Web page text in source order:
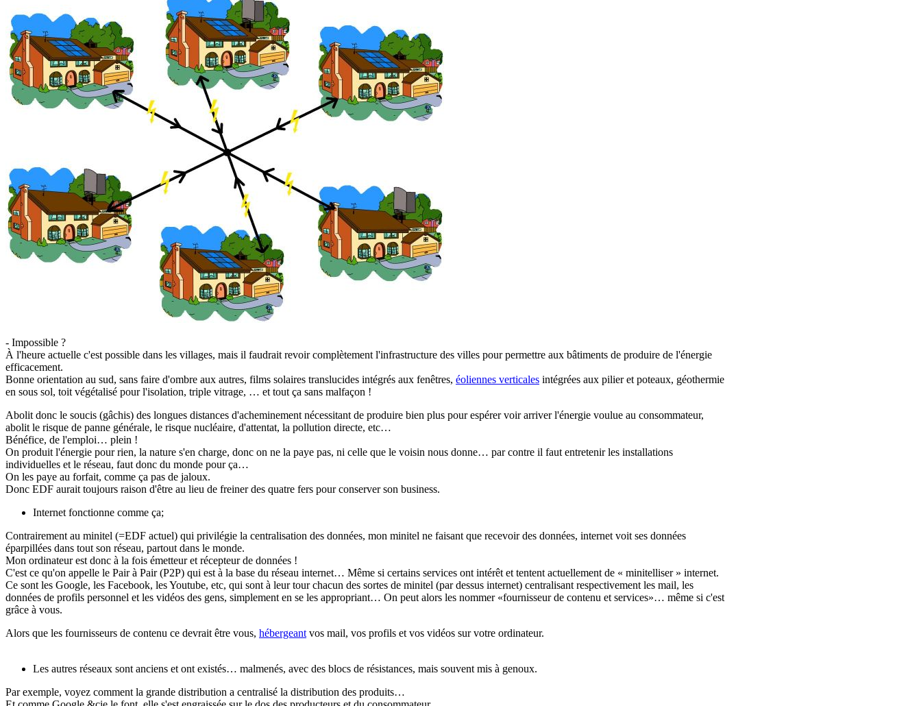
- Impossible ?
À l'heure actuelle c'est possible dans les villages, mais il faudrait revoir complètement l'infrastructure des villes pour permettre aux bâtiments de produire de l'énergie
efficacement.
Bonne orientation au sud, sans faire d'ombre aux autres, films solaires translucides intégrés aux fenêtres, éoliennes verticales intégrées aux pilier et poteaux, géothermie
en sous sol, toit végétalisé pour l'isolation, triple vitrage, … et tout ça sans malfaçon !
Abolit donc le soucis (gâchis) des longues distances d'acheminement nécessitant de produire bien plus pour espérer voir arriver l'énergie voulue au consommateur,
abolit le risque de panne générale, le risque nucléaire, d'attentat, la pollution directe, etc…
Bénéfice, de l'emploi… plein !
On produit l'énergie pour rien, la nature s'en charge, donc on ne la paye pas, ni celle que le voisin nous donne… par contre il faut entretenir les installations
individuelles et le réseau, faut donc du monde pour ça…
On les paye au forfait, comme ça pas de jaloux.
Donc EDF aurait toujours raison d'être au lieu de freiner des quatre fers pour conserver son business.
Internet fonctionne comme ça;
Contrairement au minitel (=EDF actuel) qui privilégie la centralisation des données, mon minitel ne faisant que recevoir des données, internet voit ses données
éparpillées dans tout son réseau, partout dans le monde.
Mon ordinateur est donc à la fois émetteur et récepteur de données !
C'est ce qu'on appelle le Pair à Pair (P2P) qui est à la base du réseau internet… Même si certains services ont intérêt et tentent actuellement de « minitelliser » internet.
Ce sont les Google, les Facebook, les Youtube, etc, qui sont à leur tour chacun des sortes de minitel (par dessus internet) centralisant respectivement les mail, les
données de profils personnel et les vidéos des gens, simplement en se les appropriant… On peut alors les nommer «fournisseur de contenu et services»… même si c'est
grâce à vous.
Alors que les fournisseurs de contenu ce devrait être vous, hébergeant vos mail, vos profils et vos vidéos sur votre ordinateur.
Les autres réseaux sont anciens et ont existés… malmenés, avec des blocs de résistances, mais souvent mis à genoux.
Par exemple, voyez comment la grande distribution a centralisé la distribution des produits…